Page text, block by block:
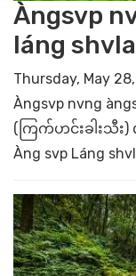
Àngsvp
láng
Thursday, May
Àngsvp nvng
(ကြက်ဟင်းခါးသီး)
Àng svp Láng